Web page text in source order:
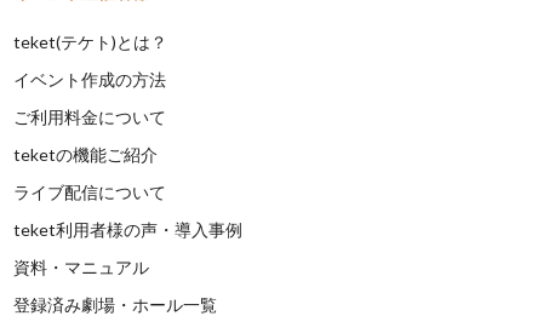
teket(テケト)とは？
イベント作成の方法
ご利用料金について
teketの機能ご紹介
ライブ配信について
teket利用者様の声・導入事例
資料・マニュアル
登録済み劇場・ホール一覧